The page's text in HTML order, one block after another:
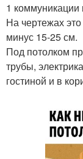
1 коммуникации
На чертежах
минус 15-25 см.
Под потолком
трубы,
гостиной и в